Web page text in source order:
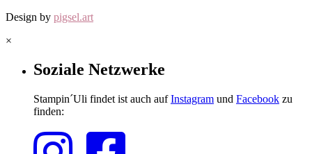
Design by pigsel.art
×
Soziale Netzwerke
Stampin´Uli findet ist auch aufInstagram und Facebook zu
finden: